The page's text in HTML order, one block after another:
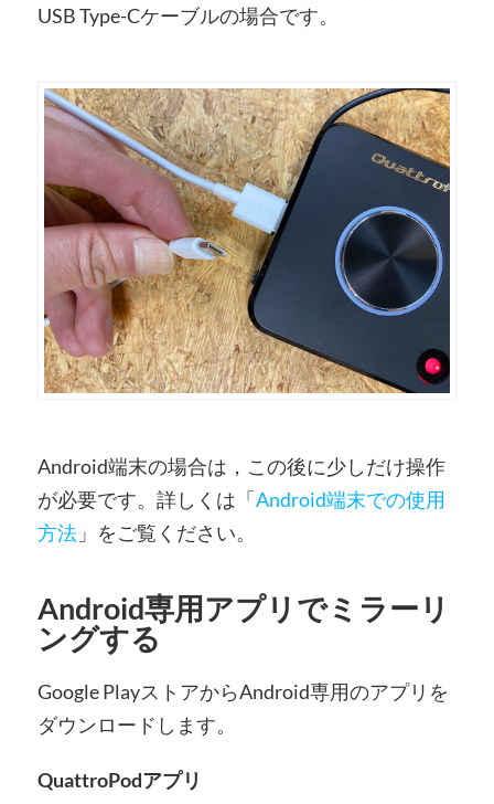
USB Type-Cケーブルの場合です。
Android端末の場合は，この後に少しだけ操作
が必要です。詳しくは「Android端末での使用
方法」をご覧ください。
Android専用アプリでミラーリ
ングする
Google PlayストアからAndroid専用のアプリを
ダウンロードします。
QuattroPodアプリ